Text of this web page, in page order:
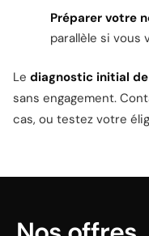
Préparer votre
parallèle si vous
Le diagnostic initial
sans engagement.
cas, ou testez votre